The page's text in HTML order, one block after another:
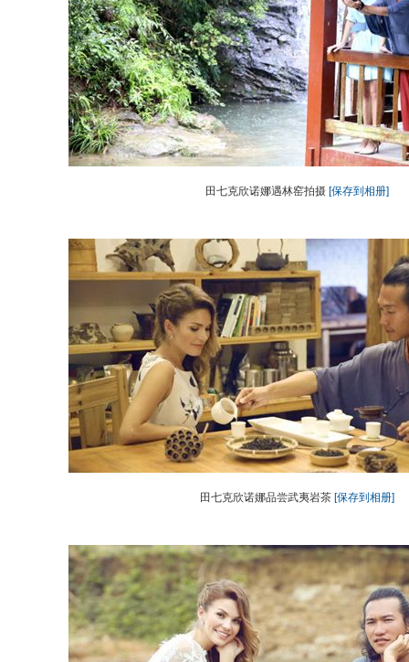
田七克欣诺娜遇林窑拍摄 [保存到相册]
田七克欣诺娜品尝武夷岩茶 [保存到相册]
动